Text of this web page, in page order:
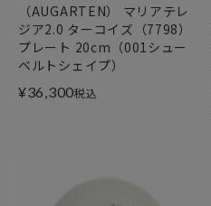
（AUGARTEN） マリアテレ
ジア2.0 ターコイズ（7798）
プレート 20cm（001シュー
ベルトシェイプ）
¥36,300税込